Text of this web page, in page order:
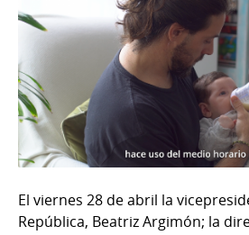
El viernes 28 de abril la
República, Beatriz Argimón; la